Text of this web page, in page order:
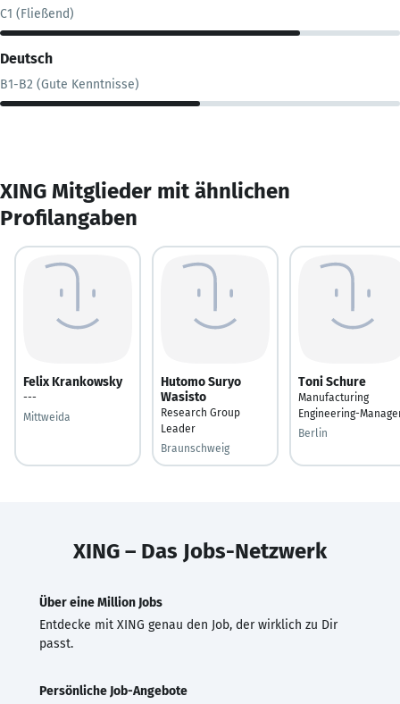
C1 (Fließend)
Deutsch
B1-B2 (Gute Kenntnisse)
XING Mitglieder mit ähnlichen
Profilangaben
Felix Krankowsky
---
Mittweida
Hutomo Suryo
Wasisto
Research Group
Leader
Braunschweig
Toni Schure
Manufacturing
Engineering-
Berlin
XING – Das Jobs-Netzwerk
Über eine Million Jobs
Entdecke mit XING genau den Job, der wirklich zu Dir
passt.
Persönliche Job-Angebote